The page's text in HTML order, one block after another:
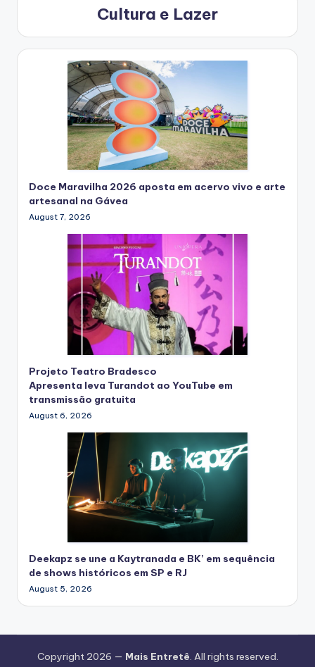
Cultura e Lazer
Doce Maravilha 2026 aposta em acervo vivo e arte
artesanal na Gávea
August 7, 2026
Projeto Teatro Bradesco
Apresenta leva Turandot ao YouTube em
transmissão gratuita
August 6, 2026
Deekapz se une a Kaytranada e BK’ em sequência
de shows históricos em SP e RJ
August 5, 2026
Copyright 2026 — Mais Entretê. All rights reserved.